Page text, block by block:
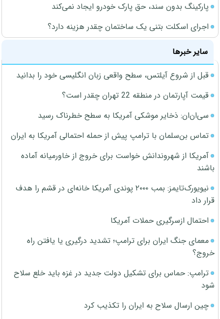
پارکینگ بدون سند، حق پارک خودرو ایجاد نمی‌کند
اجرای اسکلت بتنی یک ساختمان چقدر هزینه دارد؟
سایر خبرها
قبل از شروع آیلتس، سطح واقعی زبان انگلیسی خود را بدانید
قیمت آپارتمان در منطقه 22 تهران چقدر است؟
سی‌ان‌ان: ذخایر موشکی آمریکا به سطح خطرناک رسید
تماس بن‌سلمان با ترامپ پیش از حمله احتمالی آمریکا به ایران
آمریکا از شهروندانش خواست برای خروج از خاورمیانه آماده
باشند
نیویورک‌تایمز: بمب ۲۰۰۰ پوندی آمریکا خانه‌ای در قشم را هدف
قرار داد
احتمال ازسرگیری حملات آمریکا
معمای جنگ ایران برای ترامپ؛ تشدید درگیری یا یافتن راه
خروج؟
ترامپ: حماس برای تشکیل دولت جدید در غزه باید خلع سلاح
شود
چین ارسال سلاح به ایران را تکذیب کرد